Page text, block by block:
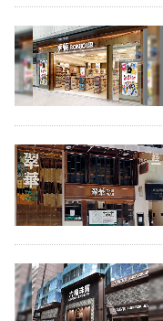
技
職
場
生
時
事
欄
訂